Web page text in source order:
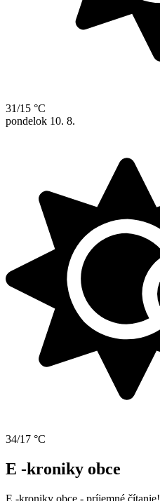
31/15 °C
pondelok 10. 8.
34/17 °C
E -kroniky obce
E -kroniky obce - príjemné čítanie!